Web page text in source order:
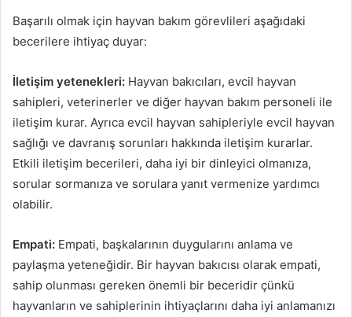
Başarılı olmak için hayvan bakım görevlileri aşağıdaki
becerilere ihtiyaç duyar:
İletişim yetenekleri: Hayvan bakıcıları, evcil hayvan
sahipleri, veterinerler ve diğer hayvan bakım personeli ile
iletişim kurar. Ayrıca evcil hayvan sahipleriyle evcil hayvan
sağlığı ve davranış sorunları hakkında iletişim kurarlar.
Etkili iletişim becerileri, daha iyi bir dinleyici olmanıza,
sorular sormanıza ve sorulara yanıt vermenize yardımcı
olabilir.
Empati: Empati, başkalarının duygularını anlama ve
paylaşma yeteneğidir. Bir hayvan bakıcısı olarak empati,
sahip olunması gereken önemli bir beceridir çünkü
hayvanların ve sahiplerinin ihtiyaçlarını daha iyi anlamanızı